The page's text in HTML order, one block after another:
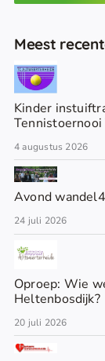
Meest
Kinder
Tennistoernooi
4 augustus 2026
Avond
24 juli 2026
Oproep: Wie
Heltenbosdijk?
20 juli 2026